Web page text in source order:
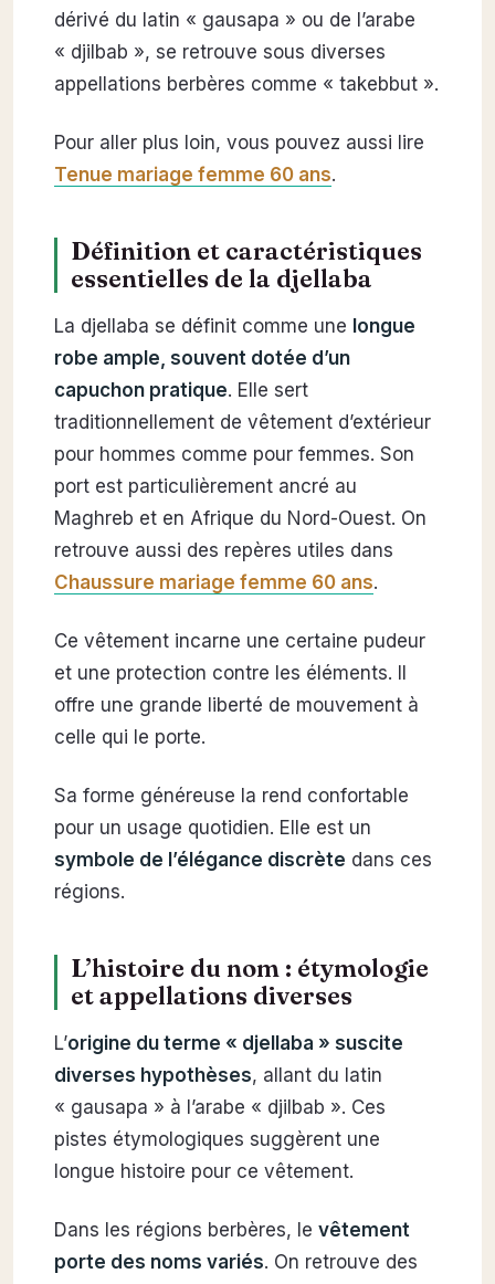
dérivé du latin « gausapa » ou de l’arabe
« djilbab », se retrouve sous diverses
appellations berbères comme « takebbut ».
Pour aller plus loin, vous pouvez aussi lire
Tenue mariage femme 60 ans.
Définition et caractéristiques
essentielles de la djellaba
La djellaba se définit comme une longue
robe ample, souvent dotée d’un
capuchon pratique. Elle sert
traditionnellement de vêtement d’extérieur
pour hommes comme pour femmes. Son
port est particulièrement ancré au
Maghreb et en Afrique du Nord-Ouest. On
retrouve aussi des repères utiles dans
Chaussure mariage femme 60 ans.
Ce vêtement incarne une certaine pudeur
et une protection contre les éléments. Il
offre une grande liberté de mouvement à
celle qui le porte.
Sa forme généreuse la rend confortable
pour un usage quotidien. Elle est un
symbole de l’élégance discrète dans ces
régions.
L’histoire du nom : étymologie
et appellations diverses
L’origine du terme « djellaba » suscite
diverses hypothèses, allant du latin
« gausapa » à l’arabe « djilbab ». Ces
pistes étymologiques suggèrent une
longue histoire pour ce vêtement.
Dans les régions berbères, le vêtement
porte des noms variés. On retrouve des